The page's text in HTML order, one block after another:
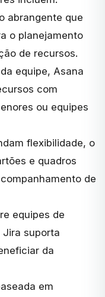
abrangente que
o planejamento
de recursos.
equipe, Asana
com
ou equipes
flexibilidade, o
e quadros
de
equipes de
suporta
da
em